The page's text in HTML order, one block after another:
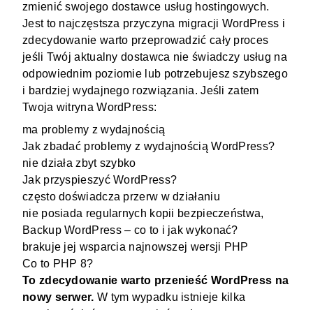
zmienić swojego dostawce usług hostingowych.
Jest to najczęstsza przyczyna migracji WordPress i
zdecydowanie warto przeprowadzić cały proces
jeśli Twój aktualny dostawca nie świadczy usług na
odpowiednim poziomie lub potrzebujesz szybszego
i bardziej wydajnego rozwiązania. Jeśli zatem
Twoja witryna WordPress:
ma problemy z wydajnością
Jak zbadać problemy z wydajnością WordPress?
nie działa zbyt szybko
Jak przyspieszyć WordPress?
często doświadcza przerw w działaniu
nie posiada regularnych kopii bezpieczeństwa,
Backup WordPress – co to i jak wykonać?
brakuje jej wsparcia najnowszej wersji PHP
Co to PHP 8?
To zdecydowanie warto przenieść WordPress na
nowy serwer. W tym wypadku istnieje kilka